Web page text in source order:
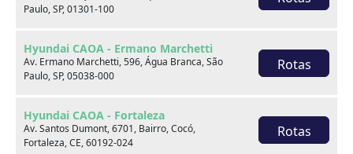
Paulo, SP, 01301-100
Hyundai CAOA - Ermano Marchetti
Av. Ermano Marchetti, 596, Água Branca, São
Paulo, SP, 05038-000
Rotas
Hyundai CAOA - Fortaleza
Av. Santos Dumont, 6701, Bairro, Cocó,
Fortaleza, CE, 60192-024
Rotas
CAOA Changan | A21 - Tatuapé
Rua Serra do Japi, 1275 Tatuapé, São Paulo, SP, 03309-
001